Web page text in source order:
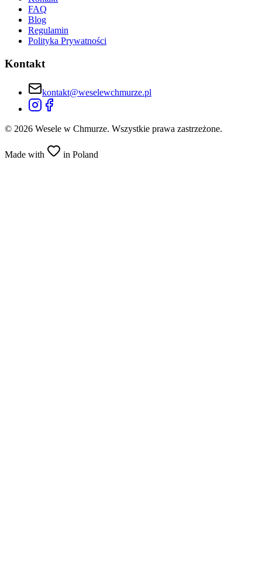
FAQ
Blog
Regulamin
Polityka Prywatności
Kontakt
kontakt@weselewchmurze.pl
© 2026 Wesele w Chmurze. Wszystkie prawa zastrzeżone.
Made with in Poland